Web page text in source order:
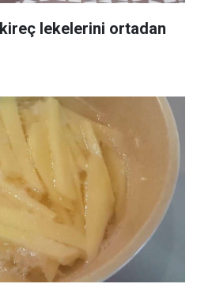
lekelerini ortadan